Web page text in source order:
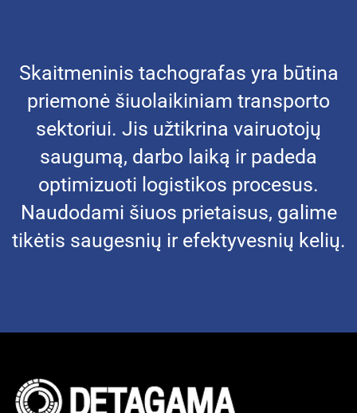
Skaitmeninis tachografas yra būtina
priemonė šiuolaikiniam transporto
sektoriui. Jis užtikrina vairuotojų
saugumą, darbo laiką ir padeda
optimizuoti logistikos procesus.
Naudodami šiuos prietaisus, galime
tikėtis saugesnių ir efektyvesnių kelių.